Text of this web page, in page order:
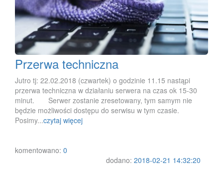
Przerwa techniczna
Jutro tj: 22.02.2018 (czwartek) o godzinie 11.15 nastąpi
przerwa techniczna w działaniu serwera na czas ok 15-30
minut. Serwer zostanie zresetowany, tym samym nie
będzie możliwości dostępu do serwisu w tym czasie.
Posimy...czytaj więcej
komentowano: 0
dodano: 2018-02-21 14:32:20